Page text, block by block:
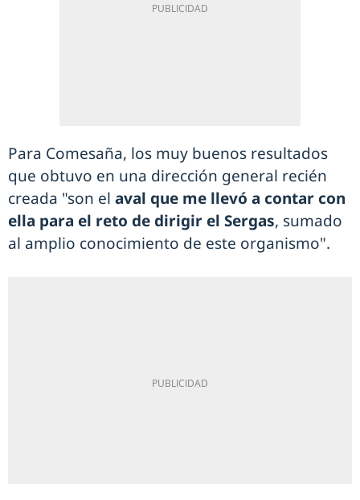
Para Comesaña, los muy buenos resultados
que obtuvo en una dirección general recién
creada "son el aval que me llevó a contar con
ella para el reto de dirigir el Sergas, sumado
al amplio conocimiento de este organismo".